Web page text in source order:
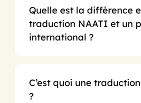
Quelle est la différence
traduction NAATI et un
international ?
C’est quoi une
?